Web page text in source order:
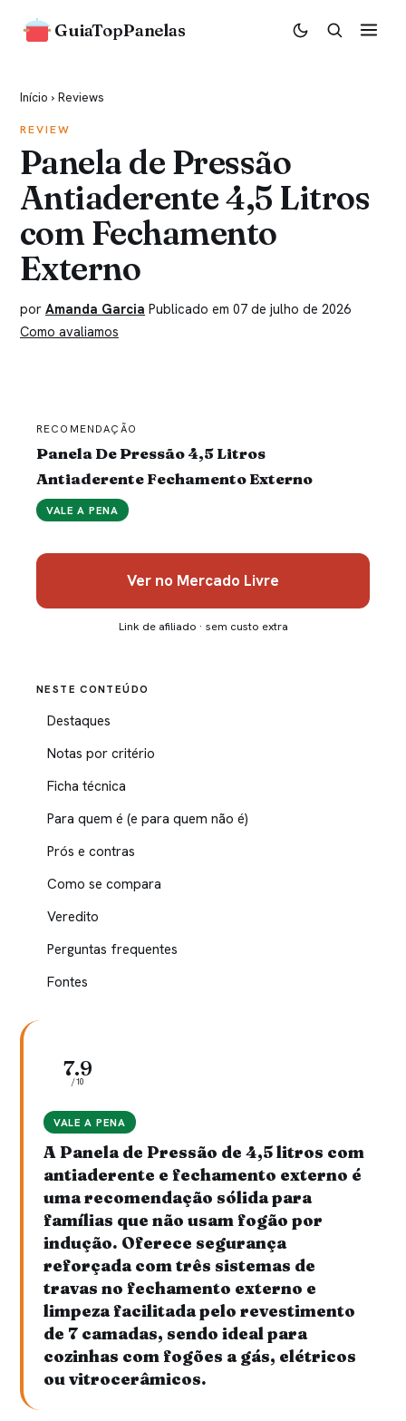
GuiaTopPanelas
Início › Reviews
REVIEW
Panela de Pressão
Antiaderente 4,5 Litros
com Fechamento
Externo
por Amanda Garcia Publicado em 07 de julho de 2026
Como avaliamos
7.9
/10
VALE A PENA
A Panela de Pressão de 4,5 litros com
antiaderente e fechamento externo é
uma recomendação sólida para
famílias que não usam fogão por
indução. Oferece segurança
reforçada com três sistemas de
travas no fechamento externo e
limpeza facilitada pelo revestimento
de 7 camadas, sendo ideal para
cozinhas com fogões a gás, elétricos
ou vitrocerâmicos.
RECOMENDAÇÃO
Panela De Pressão 4,5 Litros
Antiaderente Fechamento Externo
VALE A PENA
Ver no Mercado Livre
Link de afiliado · sem custo extra
NESTE CONTEÚDO
Destaques
Notas por critério
Ficha técnica
Para quem é (e para quem não é)
Prós e contras
Como se compara
Veredito
Perguntas frequentes
Fontes